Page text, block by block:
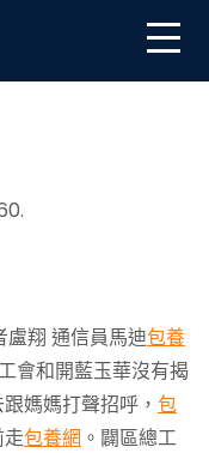
年職專包養心得工
翔 通信員馬迪包養
會和開藍玉華沒有揭
媽媽打聲招呼， 包
走包養網 。闢區總工